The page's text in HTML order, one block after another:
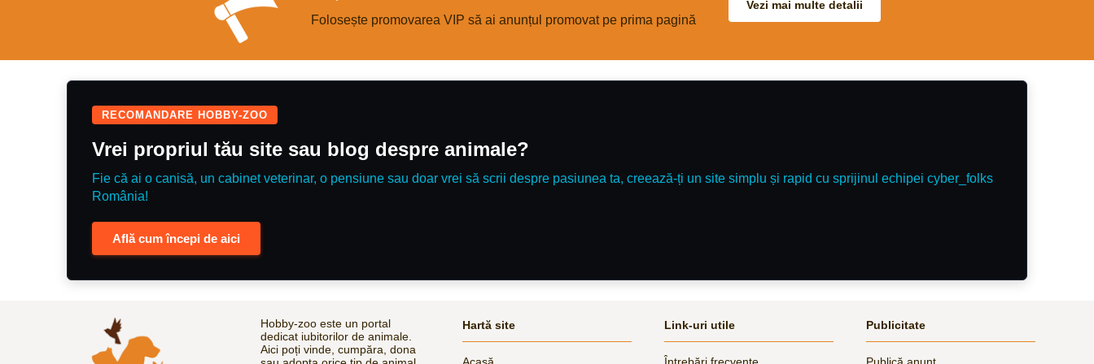
comfortable uphill ride, really easy and kind.
Equally as sweet on the ground. A nice
Folosește promovarea VIP să ai anunțul promovat pe prima pagină
Vezi mai multe detalii
RECOMANDARE HOBBY-ZOO
Vrei propriul tău site sau blog despre animale?
Fie că ai o canisă, un cabinet veterinar, o pensiune sau doar vrei să scrii despre pasiunea ta, creează-ți un site simplu și rapid cu sprijinul echipei cyber_folks
România!
Află cum începi de aici
Hobby-zoo este un portal
dedicat iubitorilor de animale.
Aici poți vinde, cumpăra, dona
Hartă site
Acasă
Link-uri utile
Întrebări frecvente
Publicitate
Publică anunț